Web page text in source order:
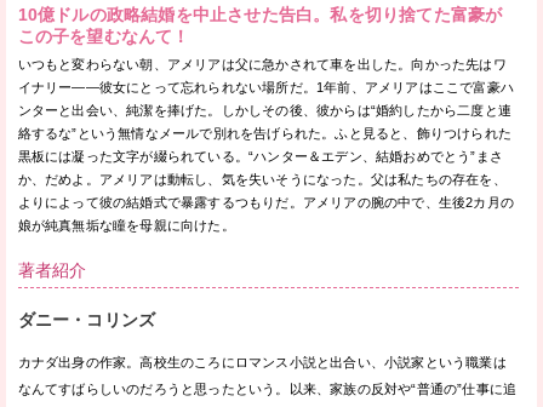
10億ドルの政略結婚を中止させた告白。私を切り捨てた富豪が
この子を望むなんて！
いつもと変わらない朝、アメリアは父に急かされて車を出した。向かった先はワ
イナリー——彼女にとって忘れられない場所だ。1年前、アメリアはここで富豪ハ
ンターと出会い、純潔を捧げた。しかしその後、彼からは“婚約したから二度と連
絡するな”という無情なメールで別れを告げられた。ふと見ると、飾りつけられた
黒板には凝った文字が綴られている。“ハンター＆エデン、結婚おめでとう”まさ
か、だめよ。アメリアは動転し、気を失いそうになった。父は私たちの存在を、
よりによって彼の結婚式で暴露するつもりだ。アメリアの腕の中で、生後2カ月の
娘が純真無垢な瞳を母親に向けた。
著者紹介
ダニー・コリンズ
カナダ出身の作家。高校生のころにロマンス小説と出合い、小説家という職業は
なんてすばらしいのだろうと思ったという。以来、家族の反対や“普通の”仕事に追